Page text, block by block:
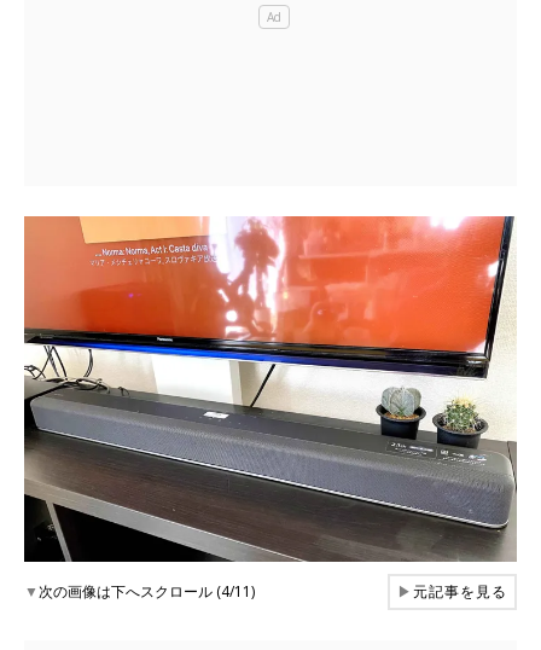
▼次の画像は下へスクロール (4/11) ▶元記事を見る